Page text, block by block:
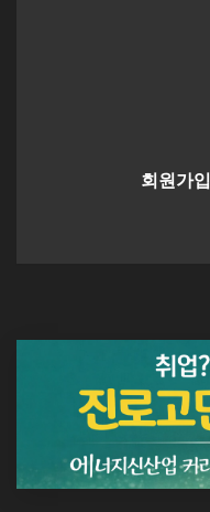
회원가입